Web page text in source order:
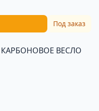
Под заказ
+ КАРБОНОВОЕ ВЕСЛО